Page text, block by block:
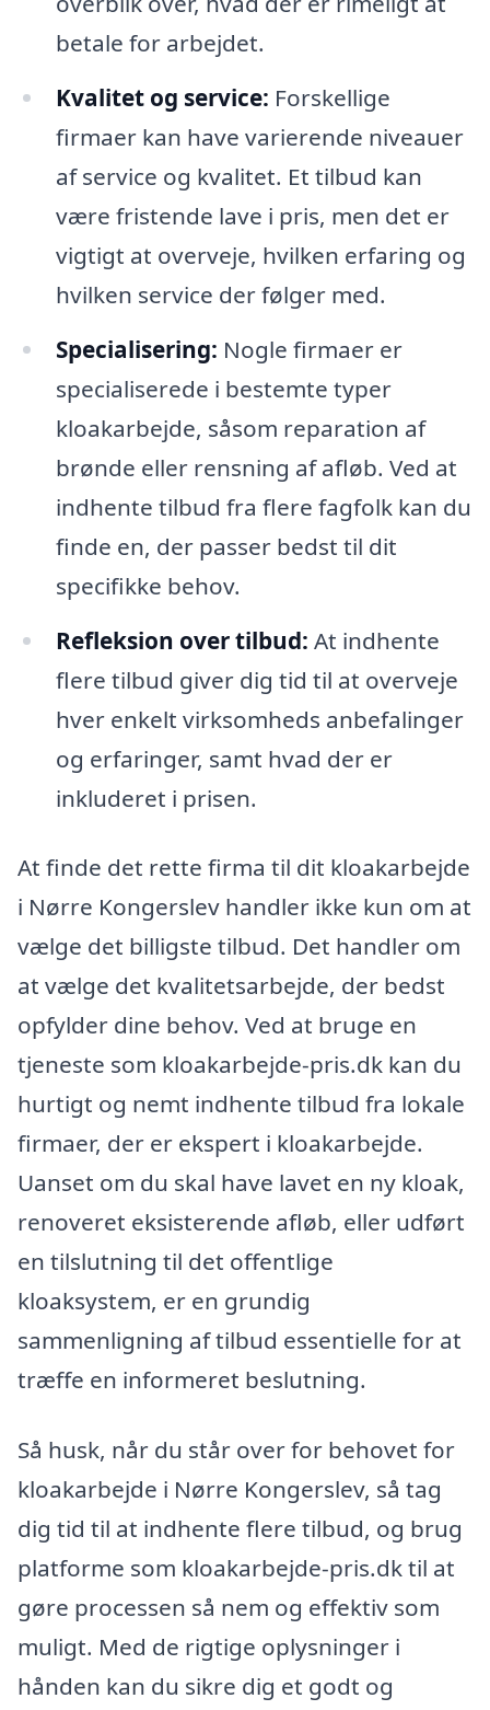
betale for arbejdet.
Kvalitet og service: Forskellige
firmaer kan have varierende niveauer
af service og kvalitet. Et tilbud kan
være fristende lave i pris, men det er
vigtigt at overveje, hvilken erfaring og
hvilken service der følger med.
Specialisering: Nogle firmaer er
specialiserede i bestemte typer
kloakarbejde, såsom reparation af
brønde eller rensning af afløb. Ved at
indhente tilbud fra flere fagfolk kan du
finde en, der passer bedst til dit
specifikke behov.
Refleksion over tilbud: At indhente
flere tilbud giver dig tid til at overveje
hver enkelt virksomheds anbefalinger
og erfaringer, samt hvad der er
inkluderet i prisen.
At finde det rette firma til dit kloakarbejde
i Nørre Kongerslev handler ikke kun om at
vælge det billigste tilbud. Det handler om
at vælge det kvalitetsarbejde, der bedst
opfylder dine behov. Ved at bruge en
tjeneste som kloakarbejde-pris.dk kan du
hurtigt og nemt indhente tilbud fra lokale
firmaer, der er ekspert i kloakarbejde.
Uanset om du skal have lavet en ny kloak,
renoveret eksisterende afløb, eller udført
en tilslutning til det offentlige
kloaksystem, er en grundig
sammenligning af tilbud essentielle for at
træffe en informeret beslutning.
Så husk, når du står over for behovet for
kloakarbejde i Nørre Kongerslev, så tag
dig tid til at indhente flere tilbud, og brug
platforme som kloakarbejde-pris.dk til at
gøre processen så nem og effektiv som
muligt. Med de rigtige oplysninger i
hånden kan du sikre dig et godt og